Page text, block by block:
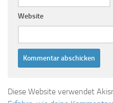
Website
Diese Website verwendet